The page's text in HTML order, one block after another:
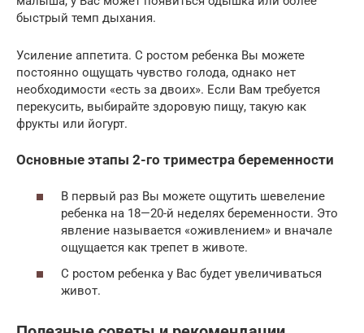
быстрый темп дыхания.
Усиление аппетита. С ростом ребенка Вы можете
постоянно ощущать чувство голода, однако нет
необходимости «есть за двоих». Если Вам требуется
перекусить, выбирайте здоровую пищу, такую как
фрукты или йогурт.
Основные этапы 2-го триместра беременности
В первый раз Вы можете ощутить шевеление
ребенка на 18—20-й неделях беременности. Это
явление называется «оживлением» и вначале
ощущается как трепет в животе.
С ростом ребенка у Вас будет увеличиваться
живот.